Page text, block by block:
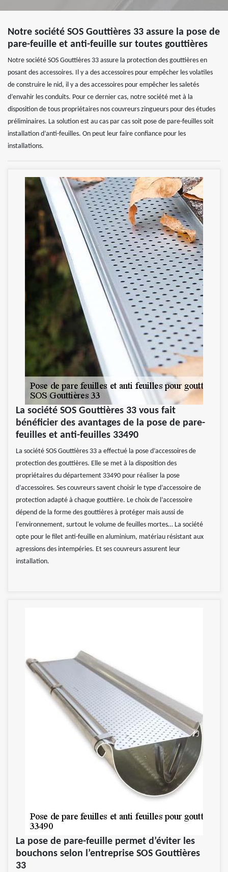
Notre société SOS Gouttières 33 assure la pose de
pare-feuille et anti-feuille sur toutes gouttières
Notre société SOS Gouttières 33 assure la protection des gouttières en
posant des accessoires. Il y a des accessoires pour empêcher les volatiles
de construire le nid, il y a des accessoires pour empêcher les saletés
d’envahir les conduits. Pour ce dernier cas, notre société met à la
disposition de tous propriétaires nos couvreurs zingueurs pour des études
préliminaires. La solution est au cas par cas soit pose de pare-feuilles soit
installation d’anti-feuilles. On peut leur faire confiance pour les
installations.
La société SOS Gouttières 33 vous fait
bénéficier des avantages de la pose de pare-
feuilles et anti-feuilles 33490
La société SOS Gouttières 33 a effectué la pose d’accessoires de
protection des gouttières. Elle se met à la disposition des
propriétaires du département 33490 pour réaliser la pose
d’accessoires. Ses couvreurs savent choisir le type d’accessoire de
protection adapté à chaque gouttière. Le choix de l’accessoire
dépend de la forme des gouttières à protéger mais aussi de
l'environnement, surtout le volume de feuilles mortes… La société
opte pour le filet anti-feuille en aluminium, matériau résistant aux
agressions des intempéries. Et ses couvreurs assurent leur
installation.
La pose de pare-feuille permet d’éviter les
bouchons selon l’entreprise SOS Gouttières
33